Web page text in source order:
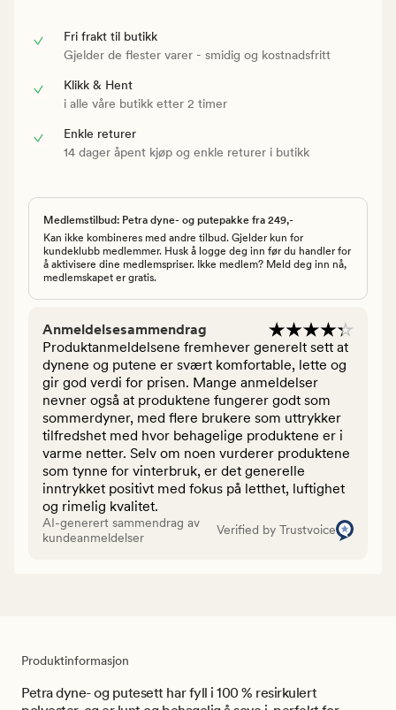
Fri frakt til butikk
Gjelder de flester varer - smidig og kostnadsfritt
Klikk & Hent
i alle våre butikk etter 2 timer
Enkle returer
14 dager åpent kjøp og enkle returer i butikk
Medlemstilbud: Petra dyne- og putepakke fra 249,-
Kan ikke kombineres med andre tilbud. Gjelder kun for
kundeklubb medlemmer. Husk å logge deg inn før du handler for
å aktivisere dine medlemspriser. Ikke medlem? Meld deg inn nå,
medlemskapet er gratis.
Anmeldelsesammendrag
Produktanmeldelsene fremhever generelt sett at
dynene og putene er svært komfortable, lette og
gir god verdi for prisen. Mange anmeldelser
nevner også at produktene fungerer godt som
sommerdyner, med flere brukere som uttrykker
tilfredshet med hvor behagelige produktene er i
varme netter. Selv om noen vurderer produktene
som tynne for vinterbruk, er det generelle
inntrykket positivt med fokus på letthet, luftighet
og rimelig kvalitet.
AI-generert sammendrag av
kundeanmeldelser
Verified by Trustvoice
Produktinformasjon
Petra dyne- og putesett har fyll i 100 % resirkulert